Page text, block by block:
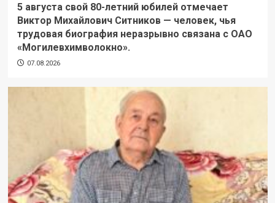
5 августа свой 80-летний юбилей отмечает
Виктор Михайлович Ситников — человек, чья
трудовая биография неразрывно связана с ОАО
«Могилевхимволокно».
07.08.2026